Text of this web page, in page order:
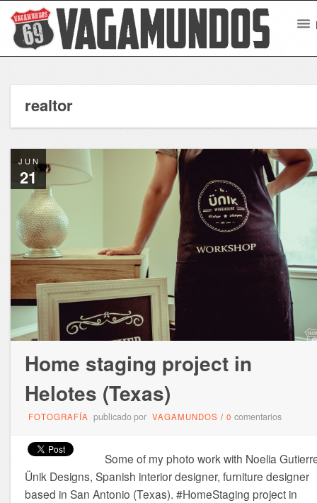
realtor
JUN
21
Home staging project in
Helotes (Texas)
FOTOGRAFÍA publicado por VAGAMUNDOS / 0 comentarios
Some of my photo work with Noelia
Ünik Designs, Spanish interior designer, furniture designer
based in San Antonio (Texas). #HomeStaging project in